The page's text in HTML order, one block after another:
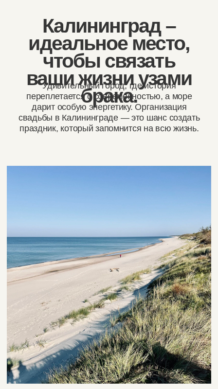
инфраструктурой. Свадебная фотосессия,
церемония и банкет на берегу Балтийского
моря.
Мы
организовываем
свадьбы для
наших пар по
всему миру,
основываясь на
их мечтах,
любимых местах
и концепции
свадьбы.
Калининград —
это про